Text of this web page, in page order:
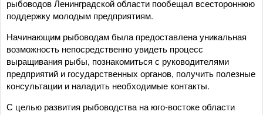
рыбоводов Ленинградской области пообещал всестороннюю
поддержку молодым предприятиям.
Начинающим рыбоводам была предоставлена уникальная
возможность непосредственно увидеть процесс
выращивания рыбы, познакомиться с руководителями
предприятий и государственных органов, получить полезные
консультации и наладить необходимые контакты.
С целью развития рыбоводства на юго-востоке области